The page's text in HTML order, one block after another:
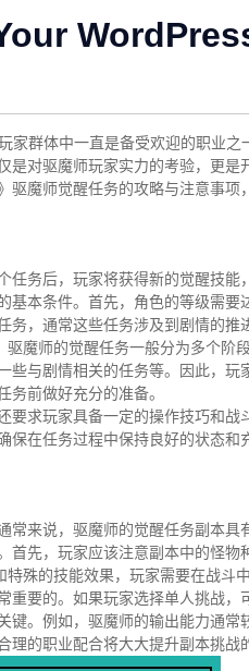
家群体中一直是备受欢迎的职业
是对驱魔师玩家实力的考验，更是
驱魔师觉醒任务的攻略与注意事项
任务后，玩家将获得新的觉醒技能
基本条件。首先，角色的等级需要
，通常这些任务涉及到剧情的推
魔师的觉醒任务一般分为多个阶
些与剧情相关的任务等。因此，玩
前做好充分的准备。
要求玩家具备一定的操作技巧和战
保在任务过程中保持良好的状态
常来说，驱魔师的觉醒任务副本具
首先，玩家应该注意副本中的怪物
殊的技能效果，玩家需要在战斗中
重要的。如果玩家选择单人挑战，
键。例如，驱魔师的输出能力通
的职业配合将大大提升副本挑战